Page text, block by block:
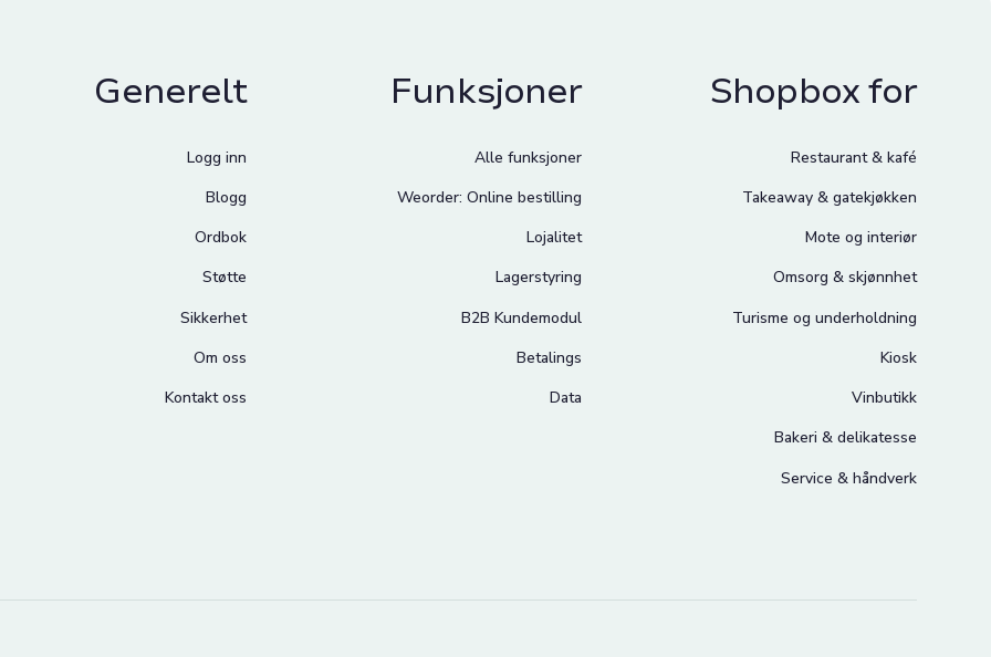
Generelt
Logg inn
Blogg
Ordbok
Støtte
Sikkerhet
Om oss
Kontakt oss
Funksjoner
Alle funksjoner
Weorder: Online bestilling
Lojalitet
Lagerstyring
B2B Kundemodul
Betalings
Data
Shopbox for
Restaurant & kafé
Takeaway & gatekjøkken
Mote og interiør
Omsorg & skjønnhet
Turisme og underholdning
Kiosk
Vinbutikk
Bakeri & delikatesse
Service & håndverk